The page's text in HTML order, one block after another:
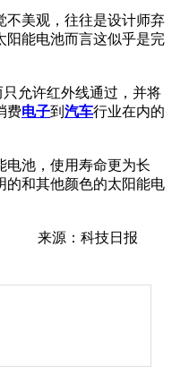
不美观，往往是设计师弃
阳能电池而言这似乎是完
允许红外线通过，并将
费电子到 汽车行业在内的
电池，使用寿命更为长
的和其他颜色的太阳能电
来源：科技日报